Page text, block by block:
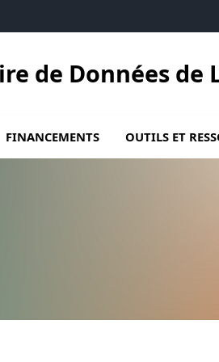
de Données de
FINANCEMENTS OUTILS ET